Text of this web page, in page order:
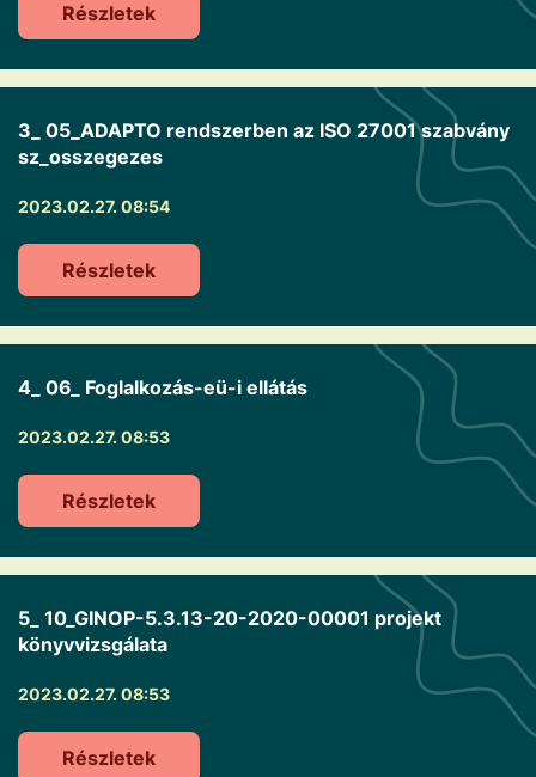
Részletek
3_ 05_ADAPTO rendszerben az ISO 27001 szabvány
sz_osszegezes
2023.02.27. 08:54
Részletek
4_ 06_ Foglalkozás-eü-i ellátás
2023.02.27. 08:53
Részletek
5_ 10_GINOP-5.3.13-20-2020-00001 projekt
könyvvizsgálata
2023.02.27. 08:53
Részletek